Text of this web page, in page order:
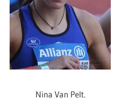
Nina Van Pelt.